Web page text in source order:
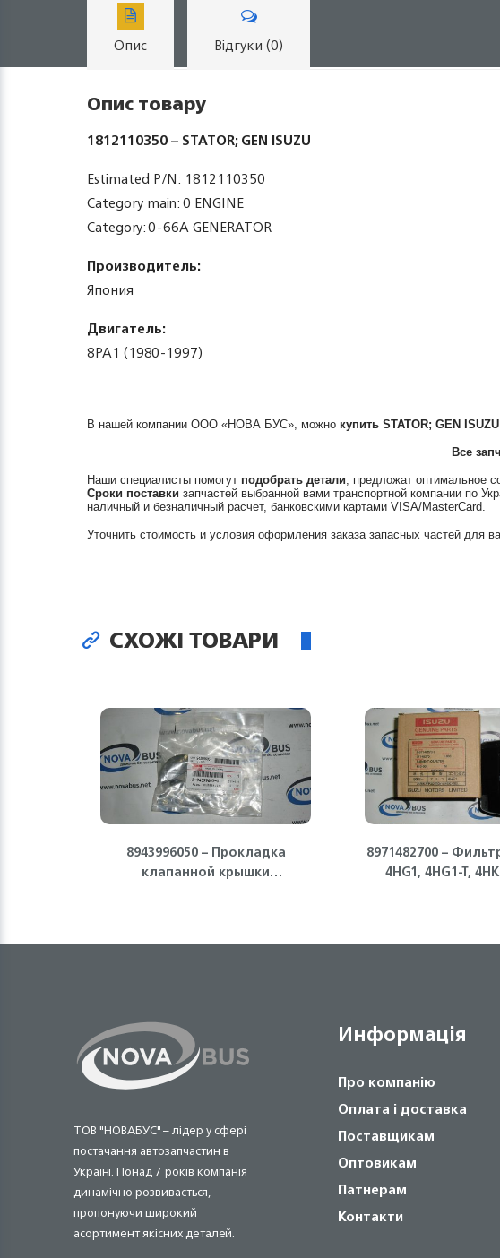
Опис Відгуки (0)
Опис товару
1812110350 – STATOR; GEN ISUZU
Estimated P/N: 1812110350
Category main: 0 ENGINE
Category: 0-66A GENERATOR
Производитель:
Япония
Двигатель:
8PA1 (1980-1997)
В нашей компании ООО «НОВА БУС», можно купить STATOR; GEN
Все
Наши специалисты помогут подобрать детали, предложат оптимальное
Сроки поставки запчастей выбранной вами транспортной компании по
наличный и безналичный расчет, банковскими картами VISA/MasterCard.
Уточнить стоимость и условия оформления заказа запасных частей
СХОЖІ ТОВАРИ
8943996050 – Прокладка
клапанной крышки
8971482700 –
4HG1, 4HG1-T,
ТОВ "НОВАБУС" – лідер у сфері
постачання автозапчастин в
Україні. Понад 7 років компанія
динамічно розвивається,
пропонуючи широкий
асортимент якісних деталей.
Информація
Про компанію
Оплата і доставка
Поставщикам
Оптовикам
Патнерам
Контакти